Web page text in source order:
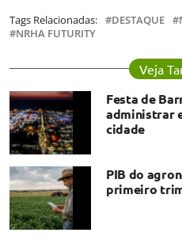
Tags Relacionadas: DESTAQUE
NRHA FUTURITY
Veja
Festa de
administrar
cidade
PIB do
primeiro